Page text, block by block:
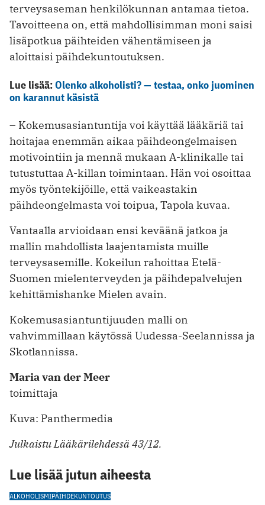
terveysaseman henkilökunnan antamaa tietoa.
Tavoitteena on, että mahdollisimman moni saisi
lisäpotkua päihteiden ­vähentämiseen ja
aloittaisi päihdekuntoutuksen.
Lue lisää:Olenko alkoholisti? — testaa, onko juominen
on karannut käsistä
– Kokemusasiantuntija voi käyttää lääkäriä tai
hoitajaa enemmän aikaa päihdeongelmaisen
motivointiin ja mennä mukaan A-klinikalle tai
tutustuttaa A-killan toimintaan. Hän voi osoittaa
myös työntekijöille, että vaikeastakin
päihdeongelmasta voi toipua, Tapola kuvaa.
Vantaalla arvioidaan ensi keväänä jatkoa ja
mallin mahdollista laajentamista muille
terveysasemille. Kokeilun rahoittaa Etelä-
Suomen mielenterveyden ja päihdepalvelujen
kehittämishanke Mielen avain.
Kokemusasiantuntijuuden malli on
vahvimmillaan käytössä Uudessa-Seelannissa ja
Skotlannissa.
Maria van der Meer
toimittaja
Kuva: Panthermedia
Julkaistu Lääkärilehdessä 43/12.
Lue lisää jutun aiheesta
ALKOHOLISMIPÄIHDEKUNTOUTUS